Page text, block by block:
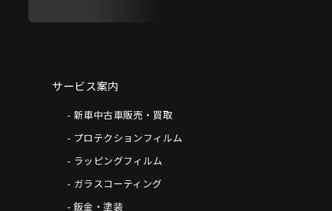
サービス案内
新車中古車販売・買取
プロテクションフィルム
ラッピングフィルム
ガラスコーティング
鈑金・塗装